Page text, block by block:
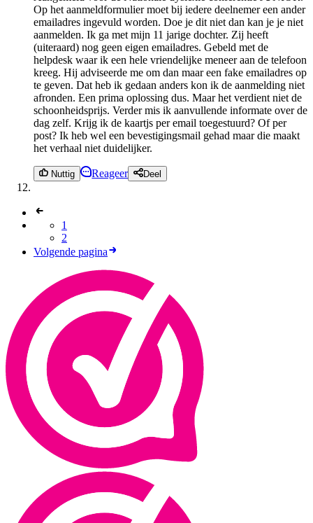
Op het aanmeldformulier moet bij iedere deelnemer een ander
emailadres ingevuld worden. Doe je dit niet dan kan je je niet
aanmelden. Ik ga met mijn 11 jarige dochter. Zij heeft
(uiteraard) nog geen eigen emailadres. Gebeld met de
helpdesk waar ik een hele vriendelijke meneer aan de telefoon
kreeg. Hij adviseerde me om dan maar een fake emailadres op
te geven. Dat heb ik gedaan anders kon ik de aanmelding niet
afronden. Een prima oplossing dus. Maar het verdient niet de
schoonheidsprijs. Verder mis ik aanvullende informate over de
dag zelf. Krijg ik de kaartjs per email toegestuurd? Of per
post? Ik heb wel een bevestigingsmail gehad maar die maakt
het verhaal niet duidelijker.
Nuttig Reageer Deel
1
2
Volgende pagina